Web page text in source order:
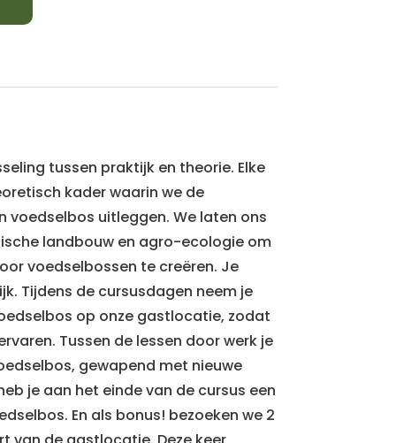
tussen praktijk en theorie. Elke
kader waarin we de
voedselbos uitleggen. We laten ons
landbouw en agro-ecologie om
voedselbossen te creëren. Je
Tijdens de cursusdagen neem je
op onze gastlocatie, zodat
Tussen de lessen door werk je
gewapend met nieuwe
je aan het einde van de cursus een
En als bonus! bezoeken we 2